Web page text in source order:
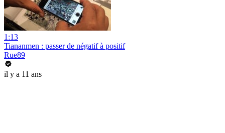
1:13
Tiananmen : passer de négatif à positif
Rue89
il y a 11 ans